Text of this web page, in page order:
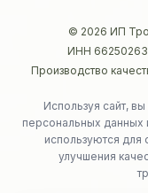
© 2026 ИП
ИНН
Производство
Используя сайт,
персональных данных
используются для
улучшения